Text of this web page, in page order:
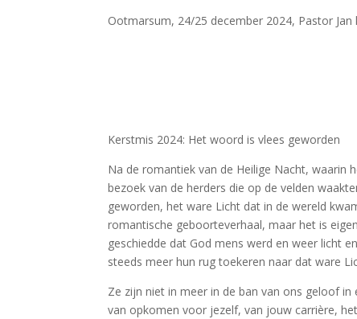
Ootmarsum, 24/25 december 2024, Pastor Jan
Kerstmis 2024: Het woord is vlees geworden
Na de romantiek van de Heilige Nacht, waarin
bezoek van de herders die op de velden
geworden, het ware Licht dat in de wereld
romantische geboorteverhaal, maar het is
geschiedde dat God mens werd en weer licht
steeds meer hun rug toekeren naar dat ware
Ze zijn niet in meer in de ban van ons geloof
van opkomen voor jezelf, van jouw carrière,